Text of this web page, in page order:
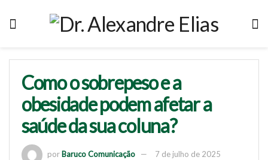
Como o sobrepeso e a
obesidade podem afetar a
saúde da sua coluna?
porBaruco Comunicação 7 de julho de 2025